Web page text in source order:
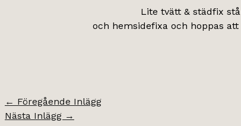
Lite tvätt & städfix
och hemsidefixa och hoppas
← Föregående Inlägg
Nästa Inlägg →